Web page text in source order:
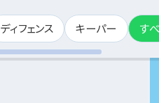
ディフェンス キーパー す